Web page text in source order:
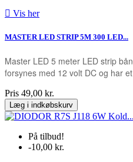
 Vis her
MASTER LED STRIP 5M 300 LED...
Master LED 5 meter LED strip
forsynes med 12 volt DC og har
Pris 49,00 kr.
Læg i indkøbskurv
På tilbud!
-10,00 kr.